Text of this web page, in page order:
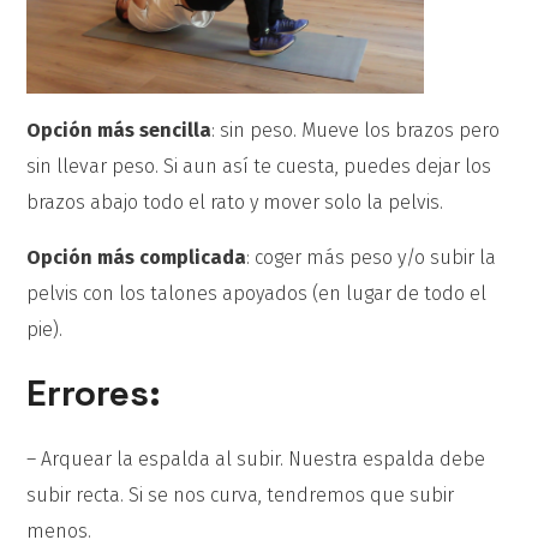
Opción más sencilla: sin peso. Mueve los brazos pero
sin llevar peso. Si aun así te cuesta, puedes dejar los
brazos abajo todo el rato y mover solo la pelvis.
Opción más complicada: coger más peso y/o subir la
pelvis con los talones apoyados (en lugar de todo el
pie).
Errores:
– Arquear la espalda al subir. Nuestra espalda debe
subir recta. Si se nos curva, tendremos que subir
menos.